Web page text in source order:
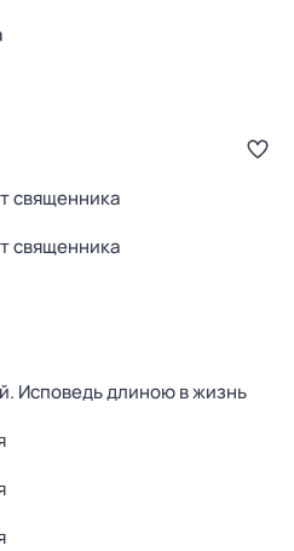
священника
священника
Исповедь длиною в жизнь